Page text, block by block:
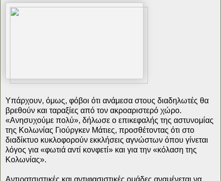
Υπάρχουν, όμως, φόβοι ότι ανάμεσα στους διαδηλωτές θα
βρεθούν και ταραξίες από τον ακροαριστερό χώρο.
«Ανησυχούμε πολύ», δήλωσε ο επικεφαλής της αστυνομίας
της Κολωνίας Γιούργκεν Μάτιες, προσθέτοντας ότι στο
διαδίκτυο κυκλοφορούν εκκλήσεις αγνώστων όπου γίνεται
λόγος για «φωτιά αντί κονφετί» και για την «κόλαση της
Κολωνίας».
Αντιρατσιστικές και αντιφασιστικές ομάδες αναμένεται να